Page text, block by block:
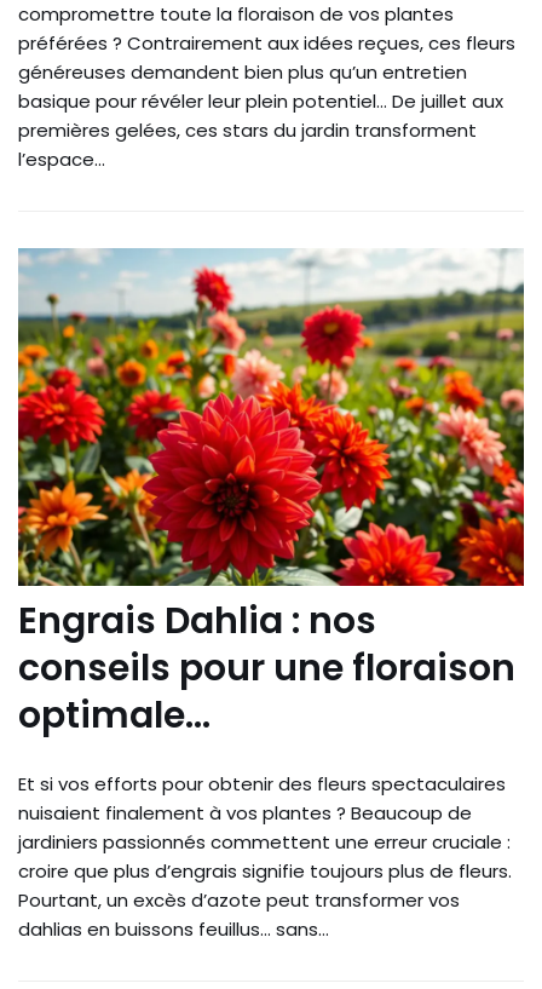
compromettre toute la floraison de vos plantes
préférées ? Contrairement aux idées reçues, ces fleurs
généreuses demandent bien plus qu’un entretien
basique pour révéler leur plein potentiel… De juillet aux
premières gelées, ces stars du jardin transforment
l’espace…
Engrais Dahlia : nos
conseils pour une floraison
optimale…
Et si vos efforts pour obtenir des fleurs spectaculaires
nuisaient finalement à vos plantes ? Beaucoup de
jardiniers passionnés commettent une erreur cruciale :
croire que plus d’engrais signifie toujours plus de fleurs.
Pourtant, un excès d’azote peut transformer vos
dahlias en buissons feuillus… sans…